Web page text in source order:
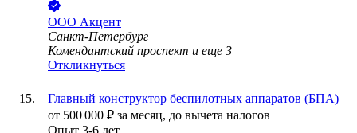
ООО Акцент
Санкт-Петербург
Комендантский проспект и еще 3
Откликнуться
Главный конструктор беспилотных аппаратов (БПА)
от 500 000 ₽ за месяц, до вычета налогов